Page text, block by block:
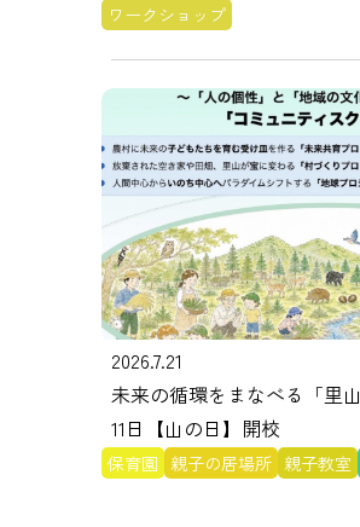
ワークショップ
2026.7.21
未来の循環をまなべる「里
11日【山の日】開校
保育園 親子の居場所 親子教室